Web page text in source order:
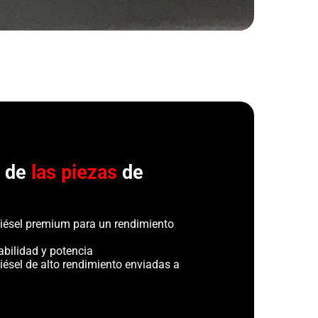
de las piezas de
premium para un rendimiento
y potencia
de alto rendimiento enviadas a